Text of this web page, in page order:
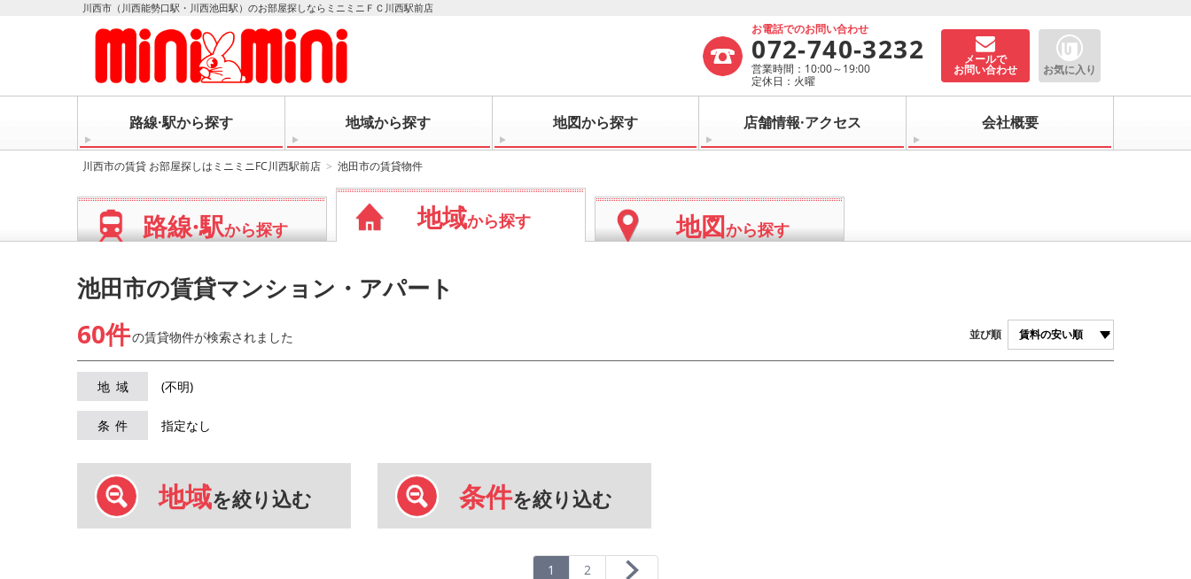
川西市（川西能勢口駅・川西池田駅）のお部屋探しならミニミニＦＣ川西駅前店
お電話でのお問い合わせ
072-740-3232
営業時間：10:00～19:00
定休日：火曜
メールで
お問い合わせ お気に入り
路線·駅から探す 地域から探す 地図から探す 店舗情報·アクセス 会社概要
川西市の賃貸 お部屋探しはミニミニFC川西駅前店 池田市の賃貸物件
路線·駅から探す 地域から探す 地図から探す
池田市の賃貸マンション・アパート
60件の賃貸物件が検索されました 並び順
地域 (不明)
条件 指定なし
地域を絞り込む 条件を絞り込む
1 2